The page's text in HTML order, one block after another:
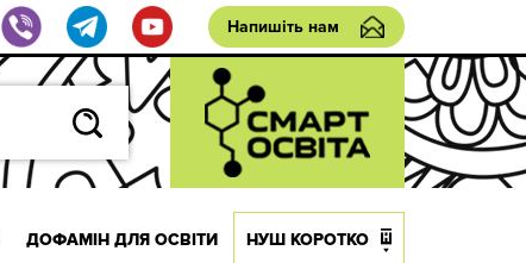
Напишіть нам
ДОФАМІН ДЛЯ ОСВІТИ НУШ КОРОТКО